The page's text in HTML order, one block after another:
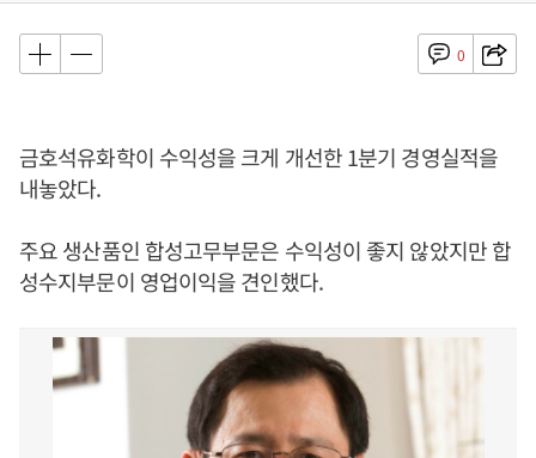
0
금호석유화학이 수익성을 크게 개선한 1분기 경영실적을
내놓았다.
주요 생산품인 합성고무부문은 수익성이 좋지 않았지만 합
성수지부문이 영업이익을 견인했다.